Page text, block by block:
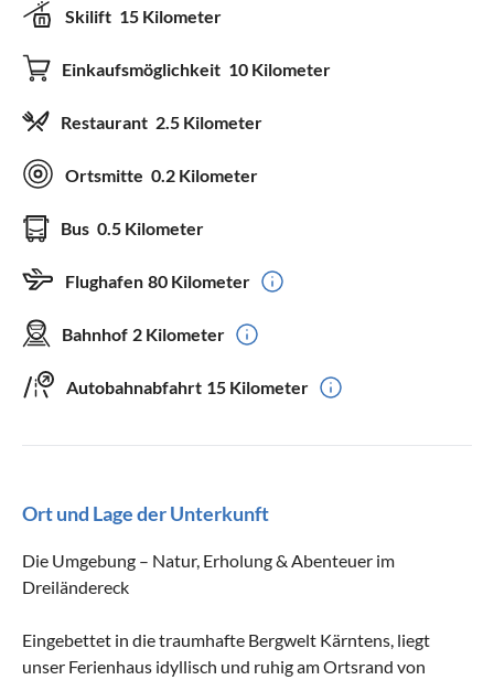
Skilift 15 Kilometer
Einkaufsmöglichkeit 10 Kilometer
Restaurant 2.5 Kilometer
Ortsmitte 0.2 Kilometer
Bus 0.5 Kilometer
Flughafen 80 Kilometer
Bahnhof 2 Kilometer
Autobahnabfahrt 15 Kilometer
Ort und Lage der Unterkunft
Die Umgebung – Natur, Erholung & Abenteuer im
Dreiländereck
Eingebettet in die traumhafte Bergwelt Kärntens, liegt
unser Ferienhaus idyllisch und ruhig am Ortsrand von